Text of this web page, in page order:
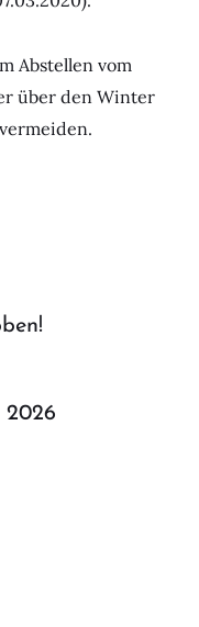
Abstellen vom
über den Winter
2026